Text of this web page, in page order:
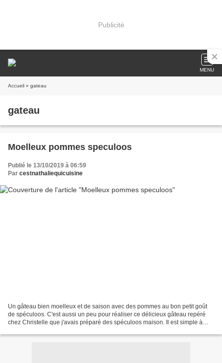
Publicité
MENU
Accueil » gateau
gateau
Moelleux pommes speculoos
Publié le 13/10/2019 à 06:59
Par cestnathaliequicuisine
Un gâteau bien moelleux et de saison avec des pommes au bon petit goût
de spéculoos. C'est aussi un peu pour réaliser ce délicieux gâteau repéré
chez Christelle que j'avais préparé des spéculoos maison. Il est simple à